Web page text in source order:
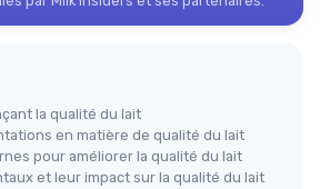
la qualité du lait
en matière de qualité du lait
pour améliorer la qualité du lait
et leur impact sur la qualité du lait